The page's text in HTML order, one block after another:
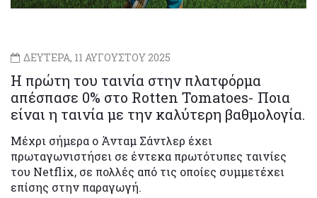
ΔΕΥΤΕΡΑ, 11 ΑΥΓΟΥΣΤΟΥ 2025
Η πρώτη του ταινία στην πλατφόρμα
απέσπασε 0% στο Rotten Tomatoes- Ποια
είναι η ταινία με την καλύτερη βαθμολογία.
Μέχρι σήμερα ο Άνταμ Σάντλερ έχει
πρωταγωνιστήσει σε έντεκα πρωτότυπες ταινίες
του Netflix, σε πολλές από τις οποίες συμμετέχει
επίσης στην παραγωγή.